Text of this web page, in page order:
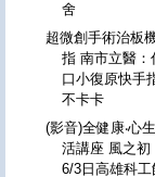
舍
超微創手術治板
指 南市立醫：
口小復原快手
不卡卡
(影音)全健康‧心生
活講座 風之初
6/3日高雄科工